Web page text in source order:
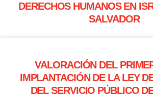
DERECHOS HUMANOS EN
SALVADOR
VALORACIÓN DEL
IMPLANTACIÓN DE LA LEY
DEL SERVICIO PÚBLICO